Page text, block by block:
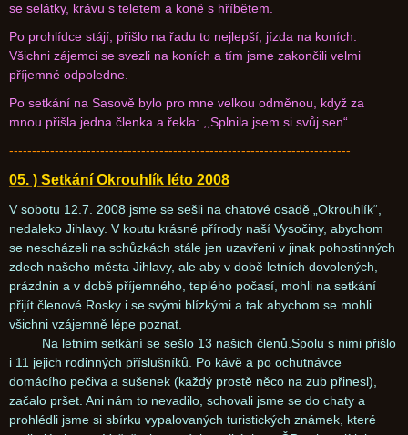
se selátky, krávu s teletem a koně s hříbětem.
Po prohlídce stájí, přišlo na řadu to nejlepší, jízda na koních.
Všichni zájemci se svezli na koních a tím jsme zakončili velmi
příjemné odpoledne.
Po setkání na Sasově bylo pro mne velkou odměnou, když za
mnou přišla jedna členka a řekla: ,,Splnila jsem si svůj sen“.
---------------------------------------------------------------------------
05. ) Setkání Okrouhlík léto 2008
V sobotu 12.7. 2008 jsme se sešli na chatové osadě „Okrouhlík“,
nedaleko Jihlavy. V koutu krásné přírody naší Vysočiny, abychom
se nescházeli na schůzkách stále jen uzavřeni v jinak pohostinných
zdech našeho města Jihlavy, ale aby v době letních dovolených,
prázdnin a v době příjemného, teplého počasí, mohli na setkání
přijít členové Rosky i se svými blízkými a tak abychom se mohli
všichni vzájemně lépe poznat.
Na letním setkání se sešlo 13 našich členů.Spolu s nimi přišlo
i 11 jejich rodinných příslušníků. Po kávě a po ochutnávce
domácího pečiva a sušenek (každý prostě něco na zub přinesl),
začalo pršet. Ani nám to nevadilo, schovali jsme se do chaty a
prohlédli jsme si sbírku vypalovaných turistických známek, které